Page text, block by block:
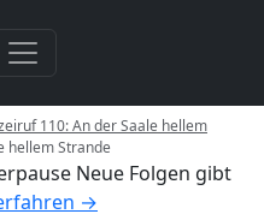
110: An der Saale hellem
hellem Strande
Neue Folgen gibt
→